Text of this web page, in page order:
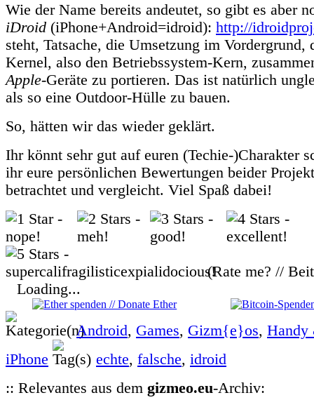
Wie der Name bereits andeutet, so gibt es aber
iDroid (iPhone+Android=idroid): http://
steht, Tatsache, die Umsetzung im Vordergrund,
Kernel, also den Betriebssystem-Kern,
Apple-Geräte zu portieren. Das ist natürlich
als so eine Outdoor-Hülle zu bauen.
So, hätten wir das wieder geklärt.
Ihr könnt sehr gut auf euren (Techie-)Charakter
ihr eure persönlichen Bewertungen beider
betrachtet und vergleicht. Viel Spaß dabei!
(Rate me? //
Loading...
Android, Games, Gizm{e}os, Handy
iPhone
echte, falsche, idroid
:: Relevantes aus dem gizmeo.eu-Archiv: